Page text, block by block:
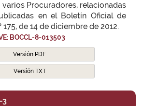
Procuradores, relacionadas
en el Boletín Oficial de
175, de 14 de diciembre de 2012.
BOCCL-8-013503
Versión PDF
Versión TXT
3